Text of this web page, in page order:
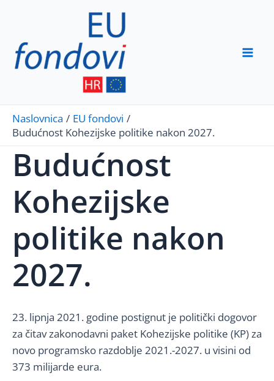
content
Naslovnica
EU fondovi
Budućnost Kohezijske politike nakon 2027.
Budućnost
Kohezijske
politike nakon
2027.
23. lipnja 2021. godine postignut je politički dogovor
za čitav zakonodavni paket Kohezijske politike (KP) za
novo programsko razdoblje 2021.-2027. u visini od
373 milijarde eura.